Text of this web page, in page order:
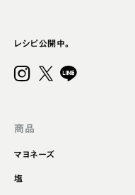
レシピ公開中。
商品
マヨネーズ
塩